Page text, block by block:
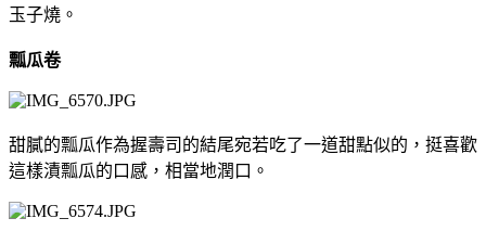
玉子燒。
瓢瓜卷
甜膩的瓢瓜作為握壽司的結尾宛若吃了一道甜點似的，挺喜歡
這樣漬瓢瓜的口感，相當地潤口。